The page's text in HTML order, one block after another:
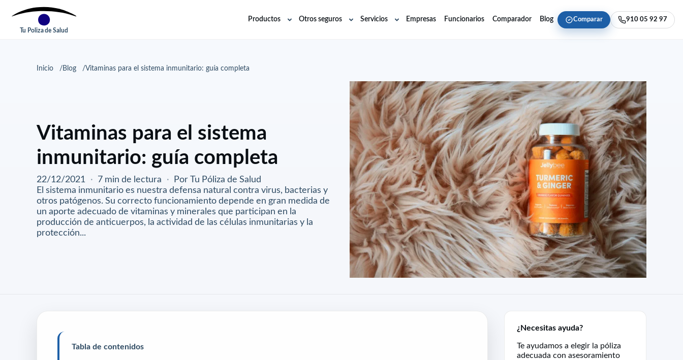
Tu Poliza de Salud
Productos
AbrirOtros seguros
AbrirServicios
AbrirEmpresas Funcionarios Comparador Blog Comparar 910 05 92 97
Inicio Blog Vitaminas para el sistema inmunitario: guía completa
Vitaminas para el sistema
inmunitario: guía completa
22/12/2021 · 7 min de lectura ·
Por Tu Póliza de Salud
El sistema inmunitario es nuestra defensa natural contra virus, bacterias y
otros patógenos. Su correcto funcionamiento depende en gran medida de
un aporte adecuado de vitaminas y minerales que participan en la
producción de anticuerpos, la actividad de las células inmunitarias y la
protección...
Tabla de contenidos
¿Necesitas ayuda?
Te ayudamos a elegir la póliza
adecuada con asesoramiento